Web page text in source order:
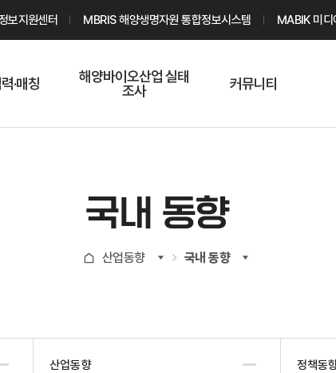
보지원센터 MBRIS 해양생명자원 통합정보시스템 MABIK 미디
·매칭
해양바이오산업 실태
조사
커뮤니티
지식포럼
해양바이오
기업현황
국내 동향
산업동향 국내 동향
산업동향 정책동